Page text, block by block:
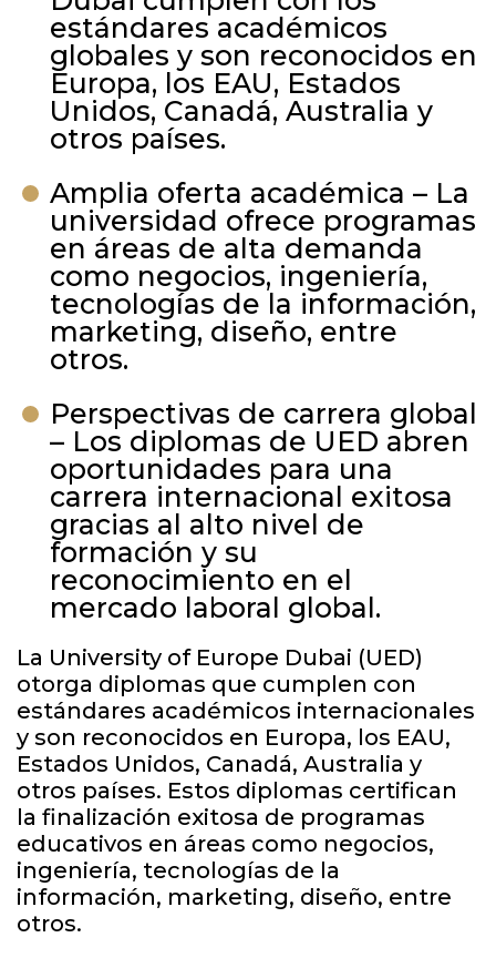
estándares académicos
globales y son reconocidos en
Europa, los EAU, Estados
Unidos, Canadá, Australia y
otros países.
Amplia oferta académica – La
universidad ofrece programas
en áreas de alta demanda
como negocios, ingeniería,
tecnologías de la información,
marketing, diseño, entre
otros.
Perspectivas de carrera global
– Los diplomas de UED abren
oportunidades para una
carrera internacional exitosa
gracias al alto nivel de
formación y su
reconocimiento en el
mercado laboral global.
La University of Europe Dubai (UED)
otorga diplomas que cumplen con
estándares académicos internacionales
y son reconocidos en Europa, los EAU,
Estados Unidos, Canadá, Australia y
otros países. Estos diplomas certifican
la finalización exitosa de programas
educativos en áreas como negocios,
ingeniería, tecnologías de la
información, marketing, diseño, entre
otros.